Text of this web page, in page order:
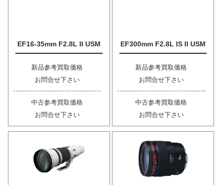
EF16-35mm F2.8L II USM
新品参考買取価格
お問合せ下さい
中古参考買取価格
お問合せ下さい
EF300mm F2.8L IS II USM
新品参考買取価格
お問合せ下さい
中古参考買取価格
お問合せ下さい